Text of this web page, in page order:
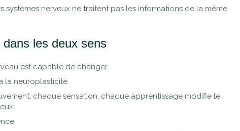
systèmes nerveux ne traitent pas les informations de la même
les deux sens
est capable de changer.
la neuroplasticité.
chaque sensation, chaque apprentissage modifie le